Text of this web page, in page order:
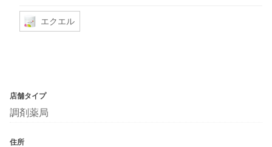
エクエル
店舗タイプ
調剤薬局
住所